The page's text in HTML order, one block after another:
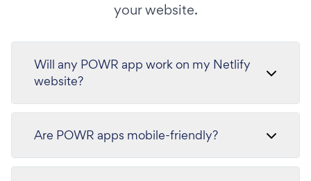
your website.
Will any POWR app work on my Netlify
website?
Are POWR apps mobile-friendly?